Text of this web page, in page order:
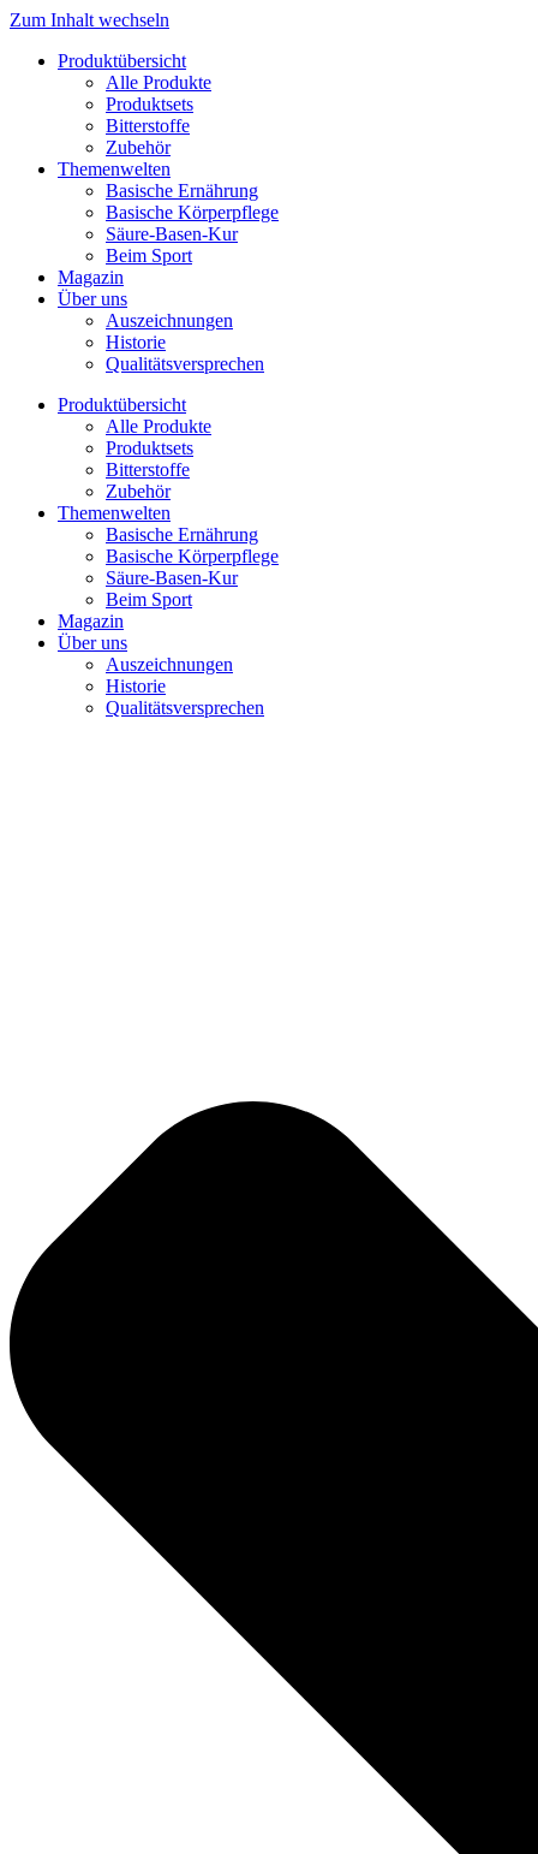
Zum Inhalt wechseln
Produktübersicht
Alle Produkte
Produktsets
Bitterstoffe
Zubehör
Themenwelten
Basische Ernährung
Basische Körperpflege
Säure-Basen-Kur
Beim Sport
Magazin
Über uns
Auszeichnungen
Historie
Qualitätsversprechen
Produktübersicht
Alle Produkte
Produktsets
Bitterstoffe
Zubehör
Themenwelten
Basische Ernährung
Basische Körperpflege
Säure-Basen-Kur
Beim Sport
Magazin
Über uns
Auszeichnungen
Historie
Qualitätsversprechen